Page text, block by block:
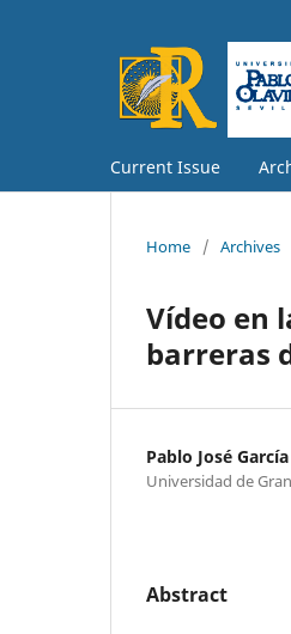
Current Issue
Home / Archives
Vídeo en
barreras
Pablo José
Universidad de
Abstract